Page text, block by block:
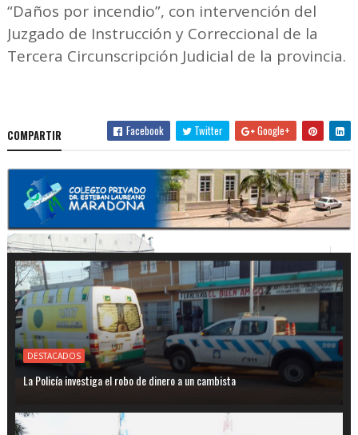
“Daños por incendio”, con intervención del
Juzgado de Instrucción y Correccional de la
Tercera Circunscripción Judicial de la provincia.
COMPARTIR Facebook Twitter Google+
DESTACADOS
La Policía investiga el robo de dinero a un cambista